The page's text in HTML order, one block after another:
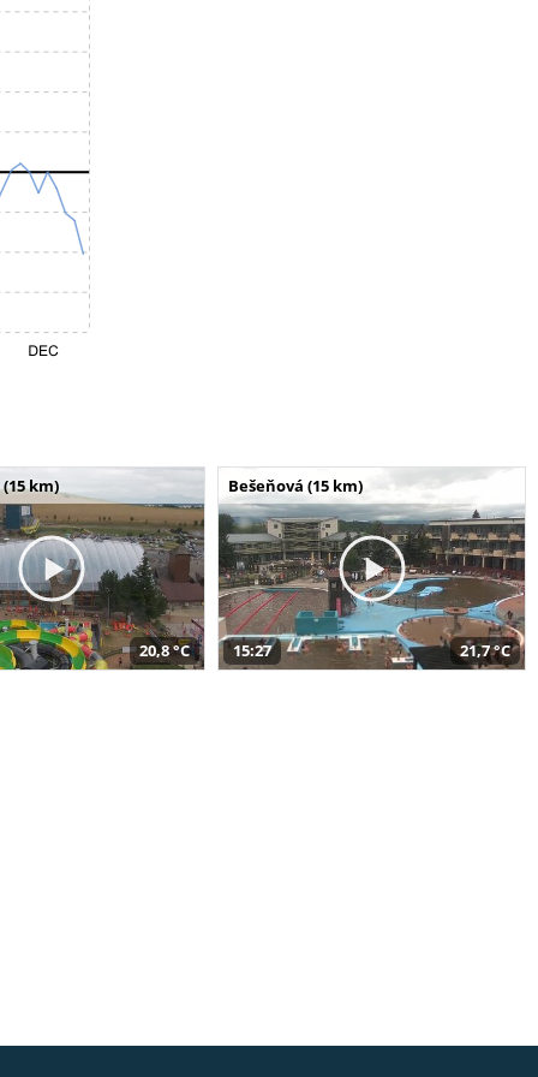
km)
20,8 °C
Bešeňová (15 km)
15:27 21,7 °C